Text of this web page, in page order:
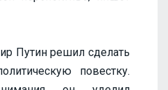
Путин решил сделать
повестку.